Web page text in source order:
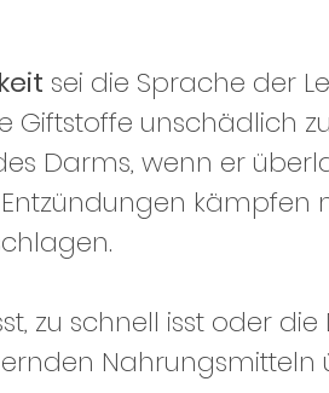
sei die Sprache der
Giftstoffe unschädlich
Darms, wenn er
kämpfen
zu schnell isst oder
Nahrungsmitteln